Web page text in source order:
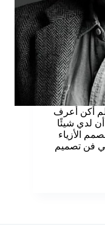
أكن أعرف
لدي شيئًا
الأزياء
فن تصميم